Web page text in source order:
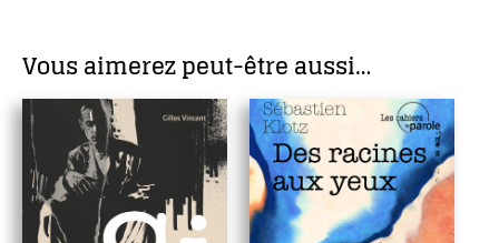
Vous aimerez peut-être aussi…